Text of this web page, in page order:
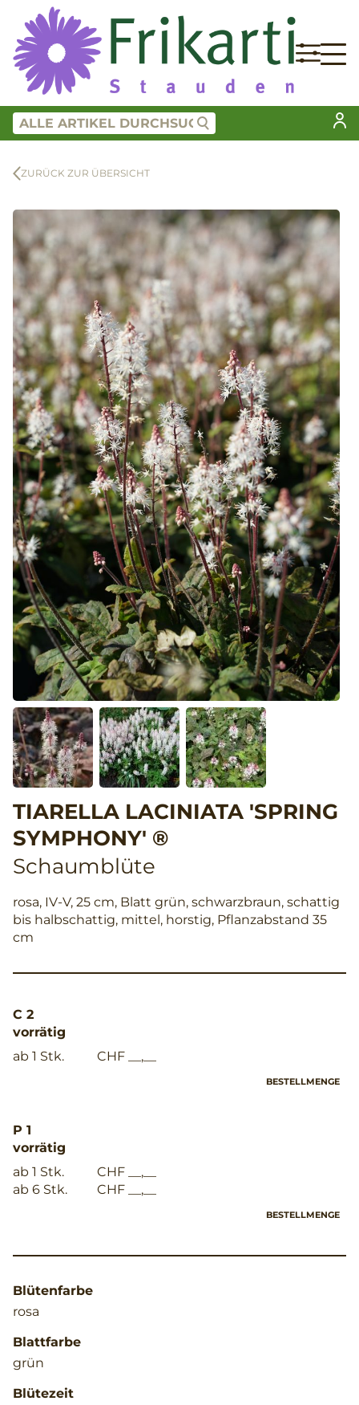
ZURÜCK ZUR ÜBERSICHT
TIARELLA LACINIATA 'SPRING
SYMPHONY' ®
Schaumblüte
rosa, IV-V, 25 cm, Blatt grün, schwarzbraun, schattig
bis halbschattig, mittel, horstig, Pflanzabstand 35
cm
C 2
vorrätig
ab 1 Stk.
CHF __,__
BESTELLMENGE
P 1
vorrätig
ab 1 Stk.
CHF __,__
ab 6 Stk.
CHF __,__
BESTELLMENGE
Blütenfarbe
rosa
Blattfarbe
grün
Blütezeit